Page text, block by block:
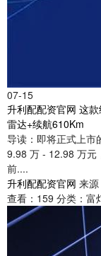
07-15
升利配配资官网 这
雷达+续航610Km
导读：即将正式上市
9.98 万 - 12.98 万元
前....
升利配配资官网 来
查看： 159 分类： 富